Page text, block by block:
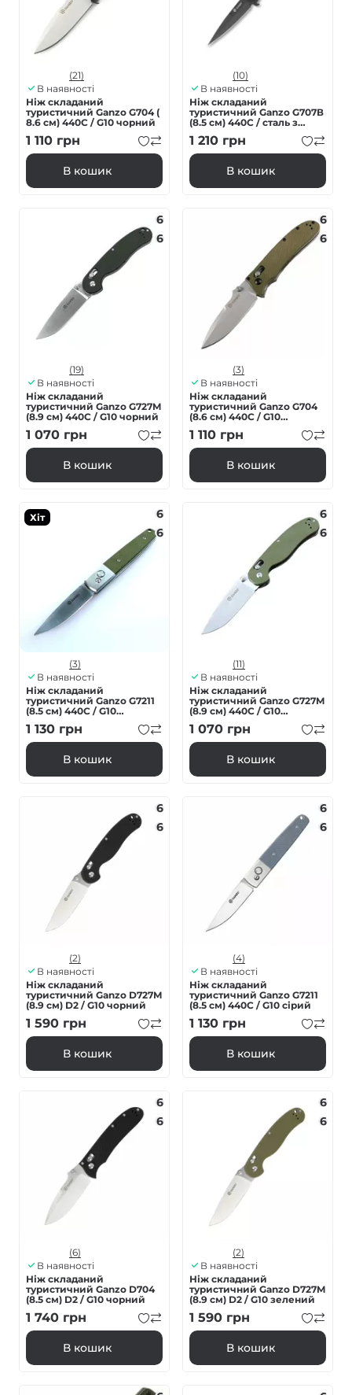
(21)
В наявності
Ніж складаний
туристичний Ganzo G704 (
8.6 см) 440С / G10 чорний
1 110 грн
В кошик
(10)
В наявності
Ніж складаний
туристичний Ganzo G707В
(8.5 см) 440C / сталь з
деревом чорний
1 210 грн
В кошик
6
6
(19)
В наявності
Ніж складаний
туристичний Ganzo G727M
(8.9 см) 440С / G10 чорний
1 070 грн
В кошик
6
6
(3)
В наявності
Ніж складаний
туристичний Ganzo G704
(8.6 см) 440C / G10
зелений
1 110 грн
В кошик
Хіт
6
6
(3)
В наявності
Ніж складаний
туристичний Ganzo G7211
(8.5 см) 440C / G10
зелений
1 130 грн
В кошик
6
6
(11)
В наявності
Ніж складаний
туристичний Ganzo G727M
(8.9 см) 440С / G10
зелений
1 070 грн
В кошик
6
6
(2)
В наявності
Ніж складаний
туристичний Ganzo D727M
(8.9 см) D2 / G10 чорний
1 590 грн
В кошик
6
6
(4)
В наявності
Ніж складаний
туристичний Ganzo G7211
(8.5 см) 440С / G10 сірий
1 130 грн
В кошик
6
6
(6)
В наявності
Ніж складаний
туристичний Ganzo D704
(8.5 см) D2 / G10 чорний
1 740 грн
В кошик
6
6
(2)
В наявності
Ніж складаний
туристичний Ganzo D727M
(8.9 см) D2 / G10 зелений
1 590 грн
В кошик